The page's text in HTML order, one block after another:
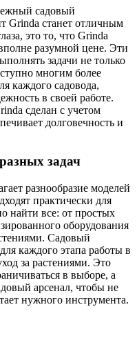
садовый
Grinda станет отличным
это то, что Grinda
разумной цене. Эти
задачи не только
многим более
каждого садовода,
в своей работе.
сделан с учетом
долговечность и
задач
разнообразие моделей
практически для
найти все: от простых
оборудования
Садовый
каждого этапа работы в
за растениями. Это
в выборе, а
арсенал, чтобы не
нужного инструмента.